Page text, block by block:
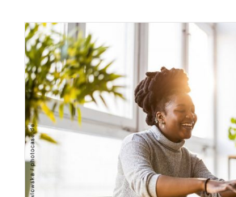
Online-Sprechstunde “Ist
mich?“